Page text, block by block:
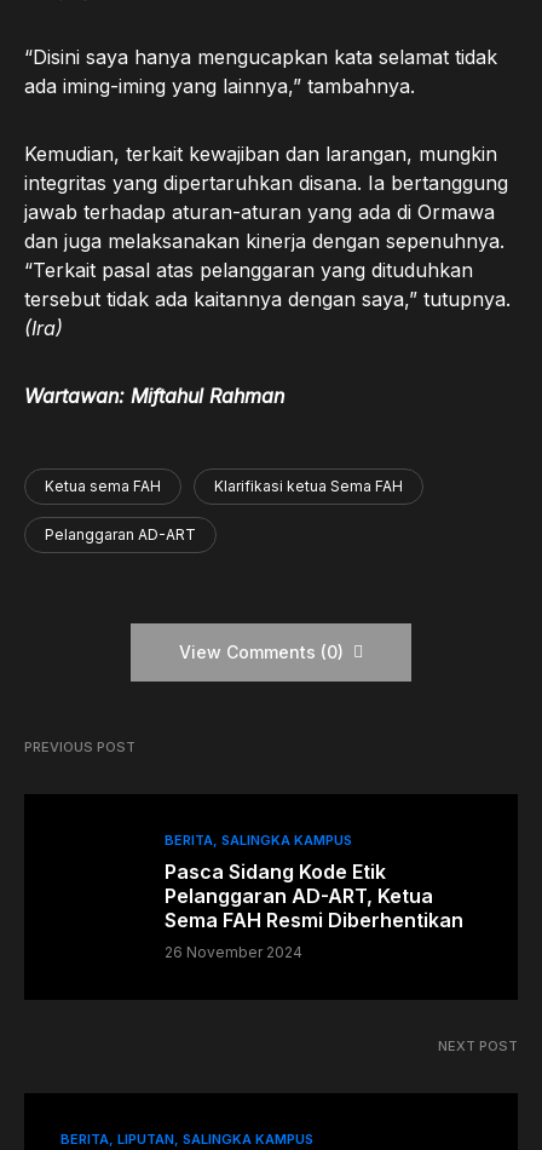
“Disini saya hanya mengucapkan kata selamat tidak
ada iming-iming yang lainnya,” tambahnya.
Kemudian, terkait kewajiban dan larangan, mungkin
integritas yang dipertaruhkan disana. Ia bertanggung
jawab terhadap aturan-aturan yang ada di Ormawa
dan juga melaksanakan kinerja dengan sepenuhnya.
“Terkait pasal atas pelanggaran yang dituduhkan
tersebut tidak ada kaitannya dengan saya,” tutupnya.
(Ira)
Wartawan: Miftahul Rahman
Ketua sema FAH Klarifikasi ketua Sema FAH
Pelanggaran AD-ART
View Comments (0)
PREVIOUS POST
BERITA SALINGKA KAMPUS
Pasca Sidang Kode Etik
Pelanggaran AD-ART, Ketua
Sema FAH Resmi Diberhentikan
26 November 2024
NEXT POST
BERITA LIPUTAN SALINGKA KAMPUS